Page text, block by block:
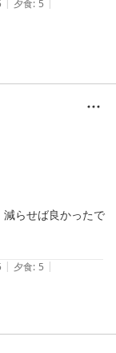
| 夕食: 5 |
らせば良かったで
さいました
| 夕食: 5 |